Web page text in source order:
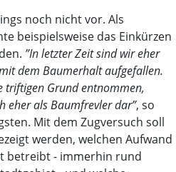
noch nicht vor. Als
beispielsweise das Einkürzen
”In letzter Zeit sind wir eher
dem Baumerhalt aufgefallen.
triftigen Grund entnommen,
eher als Baumfrevler dar”, so
Mit dem Zugversuch soll
werden, welchen Aufwand
betreibt - immerhin rund